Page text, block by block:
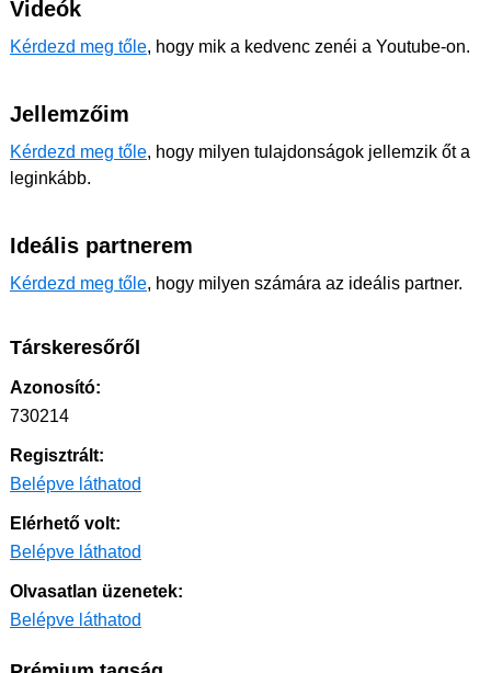
Videók
Kérdezd meg tőle, hogy mik a kedvenc zenéi a Youtube-on.
Jellemzőim
Kérdezd meg tőle, hogy milyen tulajdonságok jellemzik őt a
leginkább.
Ideális partnerem
Kérdezd meg tőle, hogy milyen számára az ideális partner.
Társkeresőről
Azonosító:
730214
Regisztrált:
Belépve láthatod
Elérhető volt:
Belépve láthatod
Olvasatlan üzenetek:
Belépve láthatod